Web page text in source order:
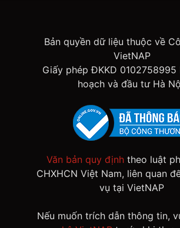
Bản quyền dữ liệu thuộc về
VietNAP
Giấy phép ĐKKD 0102758995
hoạch và đầu tư Hà
Văn bản quy định theo luật
CHXHCN Việt Nam, liên quan
vụ tại VietNAP
Nếu muốn trích dẫn thông tin,